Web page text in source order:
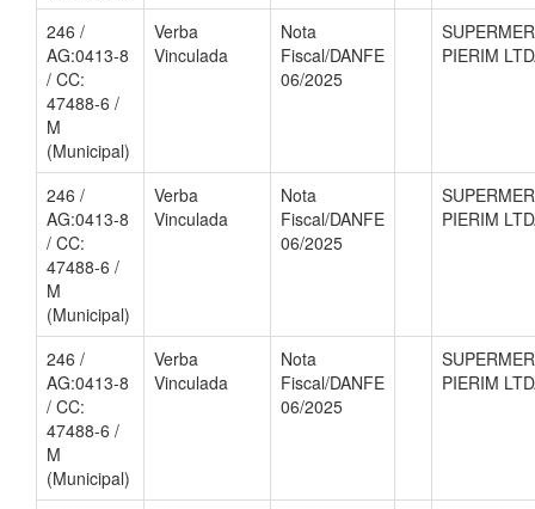
246 /
AG:0413-8
/ CC:
47488-6 /
M
(Municipal)
Verba
Vinculada
Nota
Fiscal/DANFE
06/2025
PIERIM
246 /
AG:0413-8
/ CC:
47488-6 /
M
(Municipal)
Verba
Vinculada
Nota
Fiscal/DANFE
06/2025
PIERIM
246 /
AG:0413-8
/ CC:
47488-6 /
M
(Municipal)
Verba
Vinculada
Nota
Fiscal/DANFE
06/2025
PIERIM